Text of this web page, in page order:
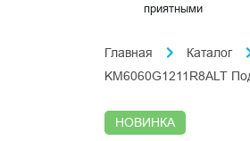
приятными
Главная Каталог
KM6060G1211R8ALT
НОВИНКА